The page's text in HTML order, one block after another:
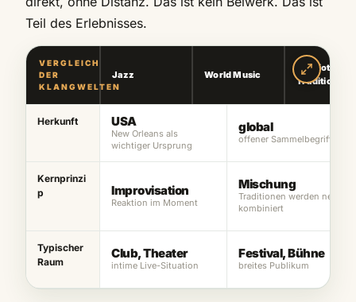
Teil des Erlebnisses.
VERGLEICH
DER
KLANGWELTEN
Jazz World Music
Zypriotische
Tradition
Herkunft USA
New Orleans als
wichtiger Ursprung
global
offener Sammelbegriff
Kernprinzi
p
Improvisation
Reaktion im Moment
Mischung
Traditionen werden neu
kombiniert
Typischer
Raum
Club, Theater
intime Live-Situation
Festival, Bühne
breites Publikum